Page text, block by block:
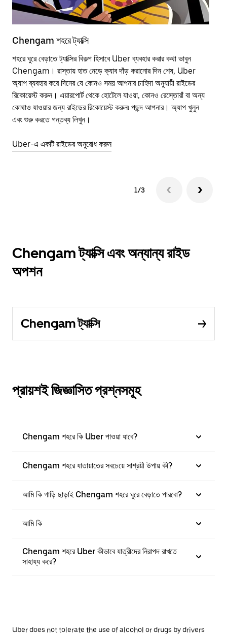
Chengam শহরে ট্যাক্সি
শহরে ঘুরে বেড়াতে ট্যাক্সির বিকল্প হিসাবে Uber ব্যবহার করার কথা ভাবুন
Chengam। রাস্তায় হাত নেড়ে ক্যাব দাঁড় করানোর দিন শেষ, Uber
অ্যাপ ব্যবহার করে দিনের যে কোনও সময় আপনার চাহিদা অনুযায়ী রাইডের
রিকোয়েস্ট করুন। এয়ারপোর্ট থেকে হোটেলে যাওয়া, কোনও রেস্তোরাঁ বা অন্য
কোথাও যাওয়ার জন্য রাইডের রিকোয়েস্ট করুন৷ পছন্দ আপনার। অ্যাপ খুলুন
এবং শুরু করতে গন্তব্য লিখুন।
Uber-এ একটি রাইডের অনুরোধ করুন
1/3
Chengam ট্যাক্সি এবং অন্যান্য রাইড
অপশন
Chengam ট্যাক্সি
প্রায়শই জিজ্ঞাসিত প্রশ্নসমূহ
Chengam শহরে কি Uber পাওয়া যাবে?
Chengam শহরে যাতায়াতের সবচেয়ে সাশ্রয়ী উপায় কী?
আমি কি গাড়ি ছাড়াই Chengam শহরে ঘুরে বেড়াতে পারবো?
আমি কি
Chengam শহরে Uber কীভাবে যাত্রীদের নিরাপদ রাখতে
সাহায্য করে?
Uber does not tolerate the use of alcohol or drugs by drivers